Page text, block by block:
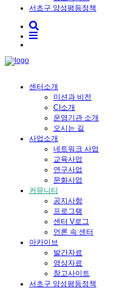
서초구 양성평등정책
센터소개
미션과 비전
CI소개
운영기관 소개
오시는 길
사업소개
네트워크 사업
교육사업
연구사업
문화사업
커뮤니티
공지사항
프로그램
센터 V로그
언론 속 센터
아카이브
발간자료
영상자료
참고사이트
서초구 양성평등정책